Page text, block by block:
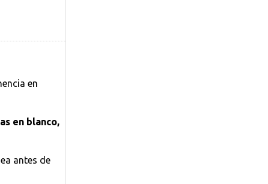
en
en blanco,
antes de